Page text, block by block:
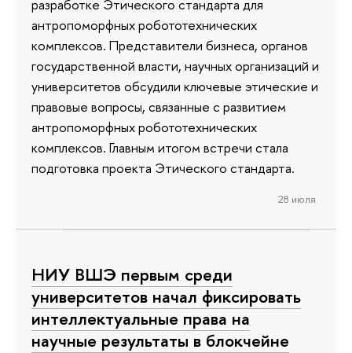
разработке Этического стандарта для
антропоморфных робототехнических
комплексов. Представители бизнеса, органов
государственной власти, научных организаций и
университетов обсудили ключевые этические и
правовые вопросы, связанные с развитием
антропоморфных робототехнических
комплексов. Главным итогом встречи стала
подготовка проекта Этического стандарта.
28 июля
НИУ ВШЭ первым среди
университетов начал фиксировать
интеллектуальные права на
научные результаты в блокчейне